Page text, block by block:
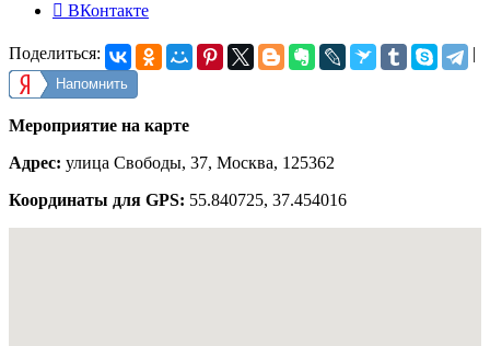
 ВКонтакте
Поделиться: |
Напомнить
Мероприятие на карте
Адрес: улица Свободы, 37, Москва, 125362
Координаты для GPS: 55.840725, 37.454016